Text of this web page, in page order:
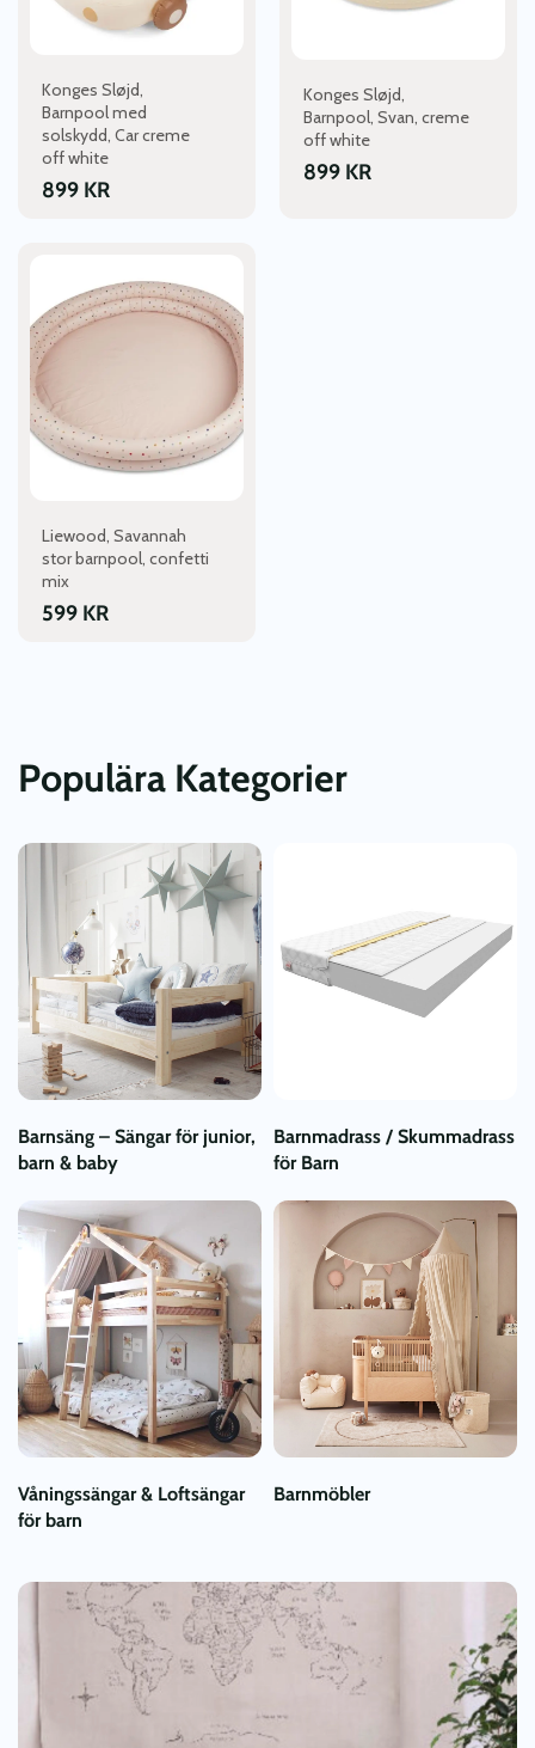
Konges Sløjd,
Barnpool med
solskydd, Car creme
off white
899 KR
Konges Sløjd,
Barnpool, Svan, creme
off white
899 KR
Liewood, Savannah
stor barnpool, confetti
mix
599 KR
Populära Kategorier
Barnsäng – Sängar för junior,
barn & baby
Barnmadrass / Skummadrass
för Barn
Våningssängar & Loftsängar
för barn
Barnmöbler